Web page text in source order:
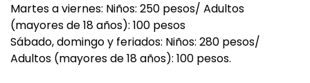
Martes a viernes: Niños: 250 pesos/ Adultos
(mayores de 18 años): 100 pesos
Sábado, domingo y feriados: Niños: 280 pesos/
Adultos (mayores de 18 años): 100 pesos.